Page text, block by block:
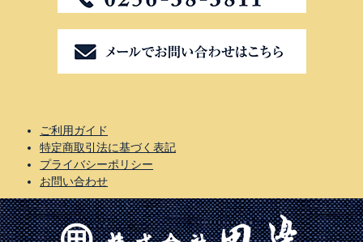
ご利用ガイド
特定商取引法に基づく表記
プライバシーポリシー
お問い合わせ